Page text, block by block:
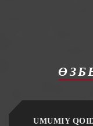
UMUMIY